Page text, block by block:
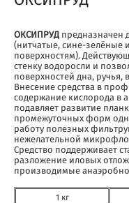
ОКСИПРУД предназначен
(нитчатые, сине-зелёные
поверхностям).
стенку водоросли и
поверхностей дна, ручья,
Внесение средства в
содержание кислорода в
подавляет развитие
промежуточных форм
работу полезных
нежелательной
Средство поддерживает
разложение иловых
производимые
1 кг